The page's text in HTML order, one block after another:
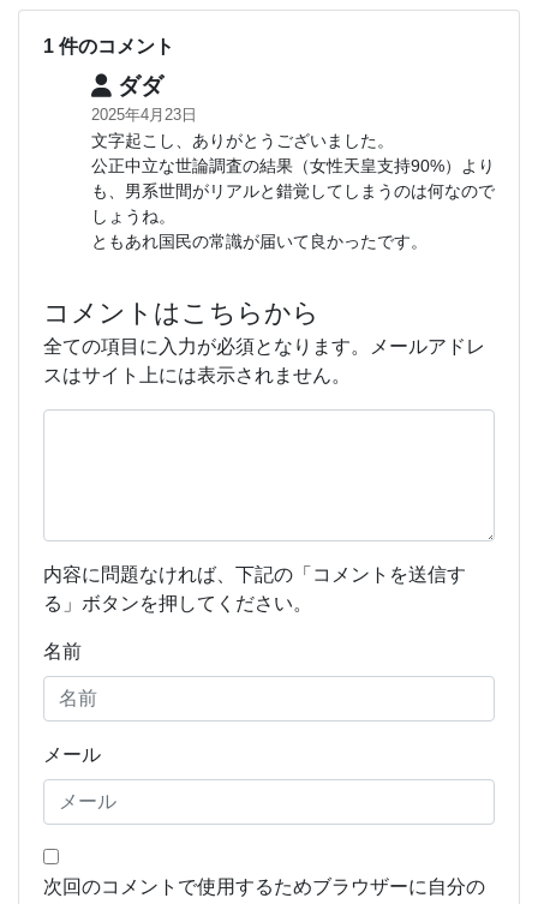
1 件のコメント
ダダ
2025年4月23日
文字起こし、ありがとうございました。
公正中立な世論調査の結果（女性天皇支持90%）より
も、男系世間がリアルと錯覚してしまうのは何なので
しょうね。
ともあれ国民の常識が届いて良かったです。
コメントはこちらから
全ての項目に入力が必須となります。メールアドレ
スはサイト上には表示されません。
内容に問題なければ、下記の「コメントを送信す
る」ボタンを押してください。
名前
メール
次回のコメントで使用するためブラウザーに自分の